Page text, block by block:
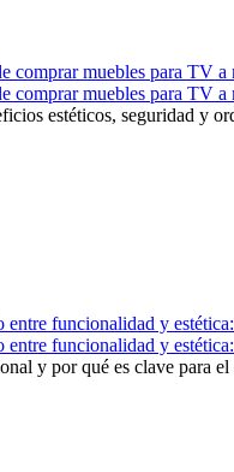
comprar muebles para TV a
comprar muebles para TV a
estéticos, seguridad y
funcionalidad y
funcionalidad y
y por qué es clave para